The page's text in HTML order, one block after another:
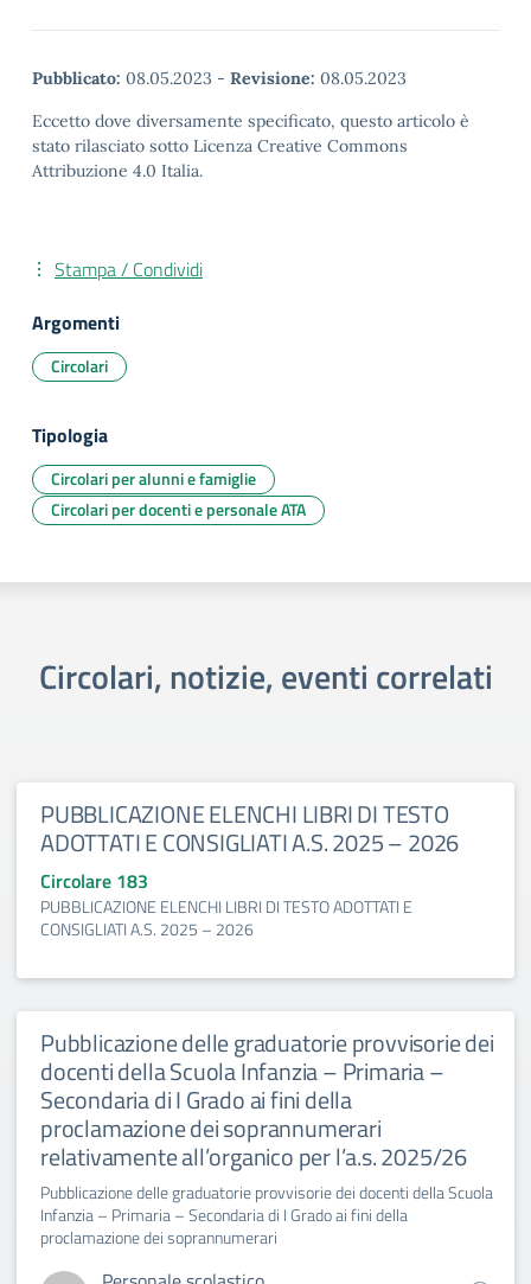
Pubblicato: 08.05.2023 - Revisione: 08.05.2023
Eccetto dove diversamente specificato, questo articolo è
stato rilasciato sotto Licenza Creative Commons
Attribuzione 4.0 Italia.
Stampa / Condividi
Argomenti
Circolari
Tipologia
Circolari per alunni e famiglie
Circolari per docenti e personale ATA
Circolari, notizie, eventi correlati
PUBBLICAZIONE ELENCHI LIBRI DI TESTO
ADOTTATI E CONSIGLIATI A.S. 2025 – 2026
Circolare 183
PUBBLICAZIONE ELENCHI LIBRI DI TESTO ADOTTATI E
CONSIGLIATI A.S. 2025 – 2026
Pubblicazione delle graduatorie provvisorie dei
docenti della Scuola Infanzia – Primaria –
Secondaria di I Grado ai fini della
proclamazione dei soprannumerari
relativamente all’organico per l’a.s. 2025/26
Pubblicazione delle graduatorie provvisorie dei docenti della Scuola
Infanzia – Primaria – Secondaria di I Grado ai fini della
proclamazione dei soprannumerari